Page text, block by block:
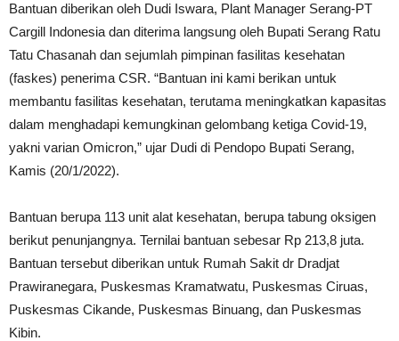
Bantuan diberikan oleh Dudi Iswara, Plant Manager Serang-PT
Cargill Indonesia dan diterima langsung oleh Bupati Serang Ratu
Tatu Chasanah dan sejumlah pimpinan fasilitas kesehatan
(faskes) penerima CSR. “Bantuan ini kami berikan untuk
membantu fasilitas kesehatan, terutama meningkatkan kapasitas
dalam menghadapi kemungkinan gelombang ketiga Covid-19,
yakni varian Omicron,” ujar Dudi di Pendopo Bupati Serang,
Kamis (20/1/2022).
Bantuan berupa 113 unit alat kesehatan, berupa tabung oksigen
berikut penunjangnya. Ternilai bantuan sebesar Rp 213,8 juta.
Bantuan tersebut diberikan untuk Rumah Sakit dr Dradjat
Prawiranegara, Puskesmas Kramatwatu, Puskesmas Ciruas,
Puskesmas Cikande, Puskesmas Binuang, dan Puskesmas
Kibin.